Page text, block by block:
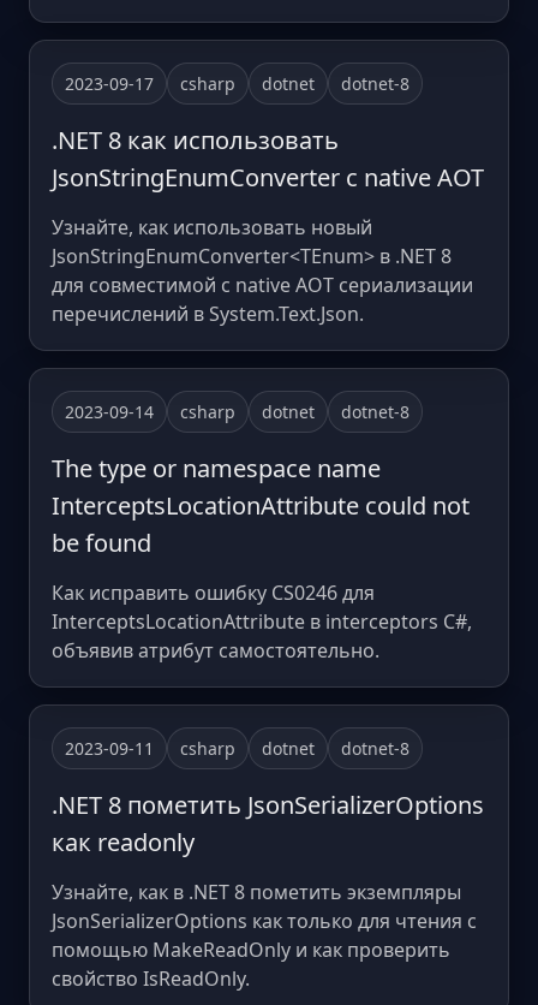
2023-09-17 csharp dotnet dotnet-8
.NET 8 как использовать
JsonStringEnumConverter с native AOT
Узнайте, как использовать новый
JsonStringEnumConverter<TEnum> в .NET 8
для совместимой с native AOT сериализации
перечислений в System.Text.Json.
2023-09-14 csharp dotnet dotnet-8
The type or namespace name
InterceptsLocationAttribute could not
be found
Как исправить ошибку CS0246 для
InterceptsLocationAttribute в interceptors C#,
объявив атрибут самостоятельно.
2023-09-11 csharp dotnet dotnet-8
.NET 8 пометить JsonSerializerOptions
как readonly
Узнайте, как в .NET 8 пометить экземпляры
JsonSerializerOptions как только для чтения с
помощью MakeReadOnly и как проверить
свойство IsReadOnly.